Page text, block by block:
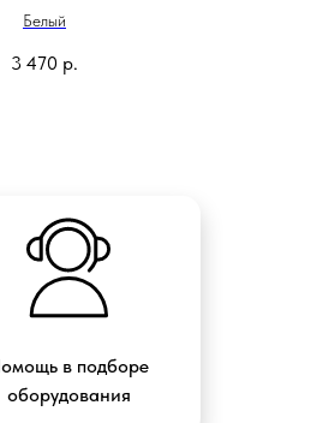
Белый
3 470 р.
в подборе
оборудования